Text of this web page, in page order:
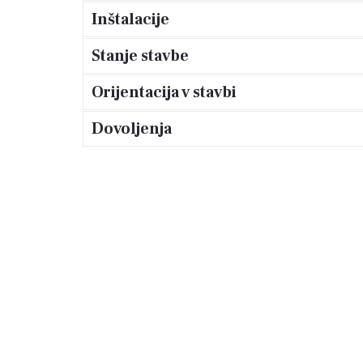
ki nudi kakovostno življenje v mirnem
Inštalacije
Stanje stavbe
Orijentacija v stavbi
Dovoljenja